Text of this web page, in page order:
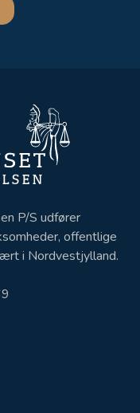
P/S udfører
offentlige
i Nordvestjylland.